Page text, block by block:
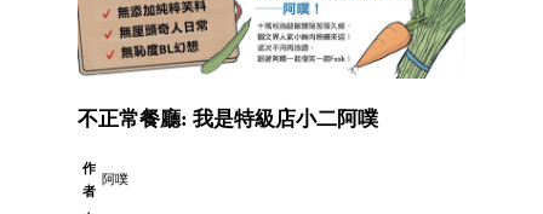
不正常餐廳: 我是特級店小二阿噗
作
者
阿噗